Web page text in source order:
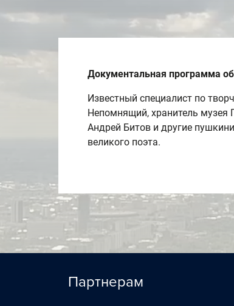
Документальная программа
Известный специалист по
Непомнящий, хранитель музея
Андрей Битов и другие
великого поэта.
Партнерам